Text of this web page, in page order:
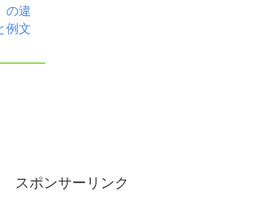
の違
例文
スポンサーリンク